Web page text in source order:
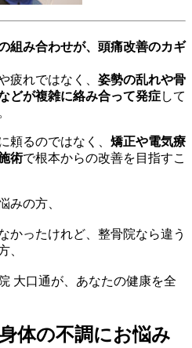
組み合わせが、頭痛改善のカギ
疲れではなく、 姿勢の乱れや骨
どが複雑に絡み合って発症して
頼るのではなく、 矯正や電気療
術で根本からの改善を目指すこ
みの方、
かったけれど、整骨院なら違う
、
大口通が、あなたの健康を全
体の不調にお悩み